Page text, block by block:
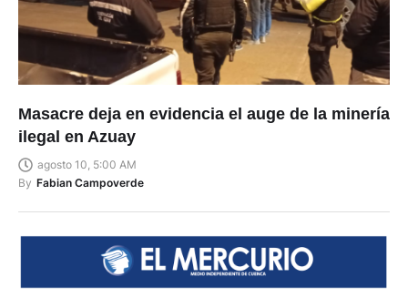
Masacre deja en evidencia el auge de la minería
ilegal en Azuay
agosto 10, 5:00 AM
By Fabian Campoverde